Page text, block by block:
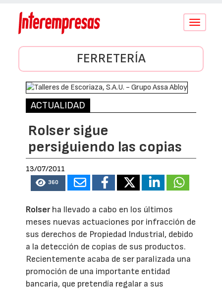
Conmutar
FERRETERÍA
ACTUALIDAD
Rolser sigue
persiguiendo las copias
13/07/2011
360
Rolserha llevado a cabo en los últimos
meses nuevas actuaciones por infracción de
sus derechos de Propiedad Industrial, debido
a la detección de copias de sus productos.
Recientemente acaba de ser paralizada una
promoción de una importante entidad
bancaria, que pretendía regalar a sus